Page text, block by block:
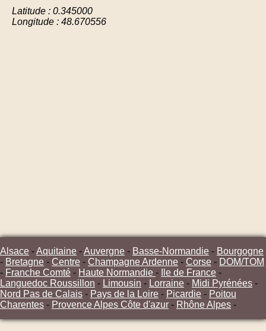
Latitude : 0.345000
Longitude : 48.670556
Alsace -Aquitaine -Auvergne - Basse-Normandie - Bourgogne
- Bretagne - Centre - Champagne Ardenne - Corse - DOM/TOM
- Franche Comté - Haute Normandie - Ile de France -
Languedoc Roussillon - Limousin - Lorraine - Midi Pyrénées -
Nord Pas de Calais - Pays de la Loire - Picardie - Poitou
Charentes - Provence Alpes Côte d'azur - Rhône Alpes -